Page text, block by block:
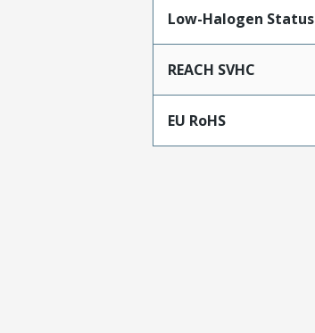
Low-Halogen Status
REACH SVHC
EU RoHS